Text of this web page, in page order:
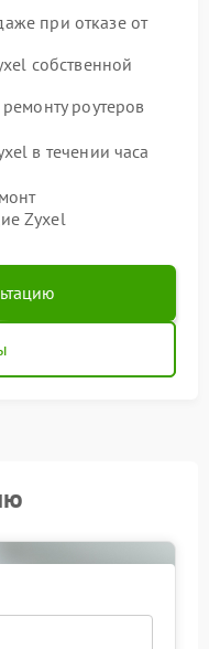
при отказе от
собственной
роутеров
в течении часа
Zyxel